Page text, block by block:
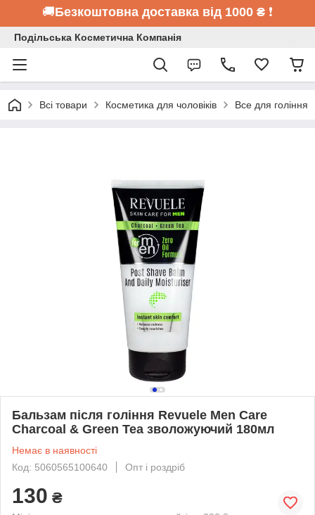
🚚Безкоштовна доставка від 1000 ₴ ❗
Подільська Косметична Компанія
Всі товари Косметика для чоловіків Все для гоління
Бальзам після гоління Revuele Men Care
Charcoal & Green Tea зволожуючий 180мл
Немає в наявності
Код: 5060565100640
Опт і роздріб
130 ₴